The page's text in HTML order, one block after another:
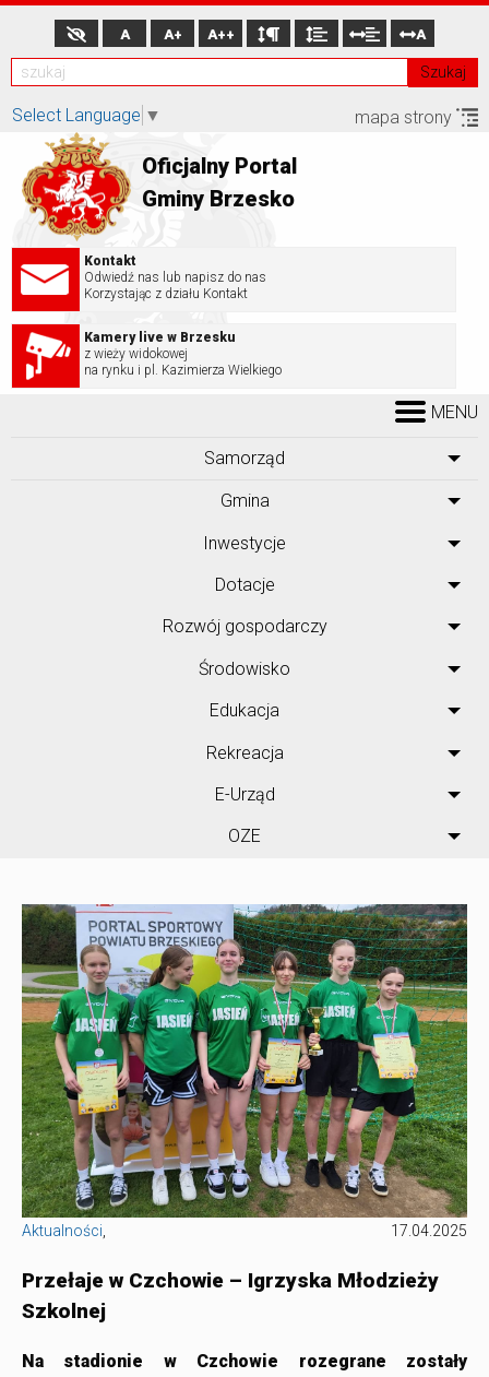
Szukaj
A A+ A++ A
Select Language ▼ mapa strony
Oficjalny Portal
Gminy Brzesko
Kontakt
Odwiedź nas lub napisz do nas
Korzystając z działu Kontakt
Kamery live w Brzesku
z wieży widokowej
na rynku i pl. Kazimierza Wielkiego
MENU
Samorząd
Gmina
Inwestycje
Dotacje
Rozwój gospodarczy
Środowisko
Edukacja
Rekreacja
E-Urząd
OZE
Aktualności 17.04.2025
Przełaje w Czchowie – Igrzyska Młodzieży
Szkolnej
Na stadionie w Czchowie rozegrane zostały